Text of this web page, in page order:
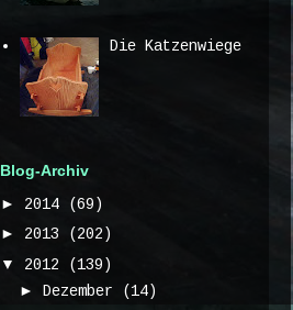
Die Katzenwiege
Blog-Archiv
► 2014
(69)
► 2013
(202)
▼ 2012
(139)
►
Dezember
(14)